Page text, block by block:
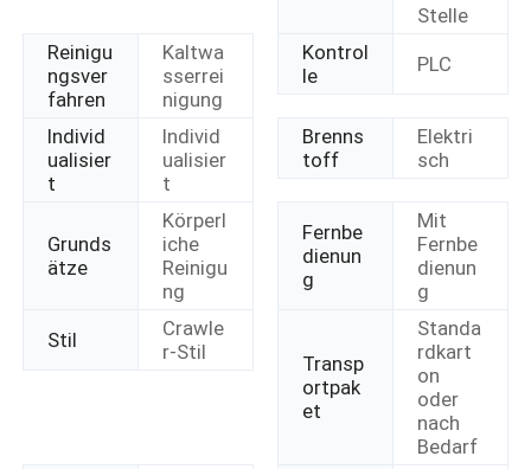
Stelle
Reinigu
ngsver
fahren
Kaltwa
sserrei
nigung
Kontrol
le
PLC
Individ
ualisier
t
Individ
ualisier
t
Brenns
toff
Elektri
sch
Grunds
ätze
Körperl
iche
Reinigu
ng
Fernbe
dienun
g
Mit
Fernbe
dienun
g
Stil
Crawle
r-Stil
Transp
ortpak
et
Standa
rdkart
on
oder
nach
Bedarf